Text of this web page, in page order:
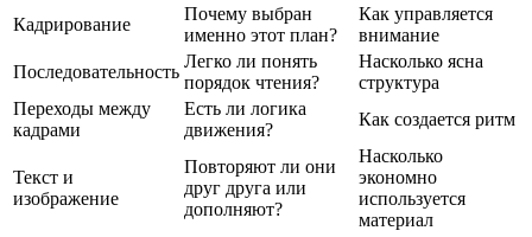
Кадрирование
Почему выбран
именно этот план?
Как управляется
внимание
Последовательность
Легко ли понять
порядок чтения?
Насколько ясна
структура
Переходы между
кадрами
Есть ли логика
движения?
Как создается ритм
Текст и
изображение
Повторяют ли они
друг друга или
дополняют?
Насколько
экономно
используется
материал